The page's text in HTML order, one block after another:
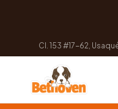
Cl. 153 #17-62,